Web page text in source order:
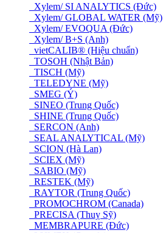
Xylem/ SI ANALYTICS (Đức)
Xylem/ GLOBAL WATER (Mỹ)
Xylem/ EVOQUA (Đức)
Xylem/ B+S (Anh)
vietCALIB® (Hiệu chuẩn)
TOSOH (Nhật Bản)
TISCH (Mỹ)
TELEDYNE (Mỹ)
SMEG (Ý)
SINEO (Trung Quốc)
SHINE (Trung Quốc)
SERCON (Anh)
SEAL ANALYTICAL (Mỹ)
SCION (Hà Lan)
SCIEX (Mỹ)
SABIO (Mỹ)
RESTEK (Mỹ)
RAYTOR (Trung Quốc)
PROMOCHROM (Canada)
PRECISA (Thuỵ Sỹ)
MEMBRAPURE (Đức)